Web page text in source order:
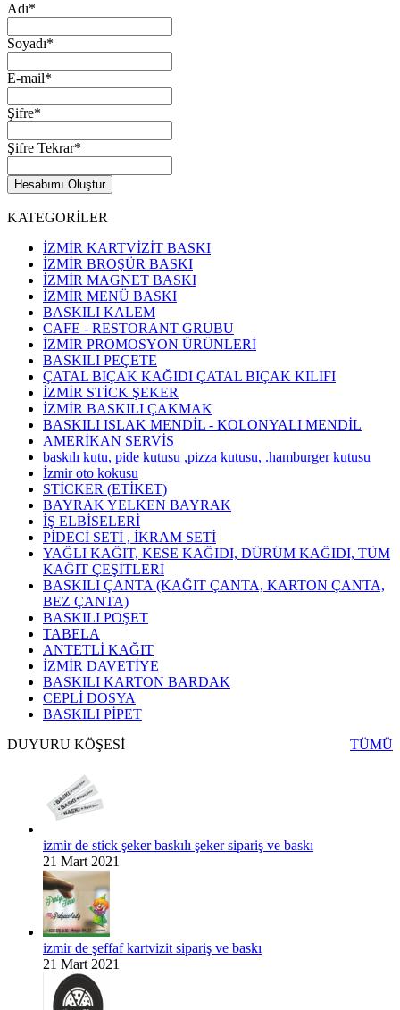
Adı*
Soyadı*
E-mail*
Şifre*
Şifre Tekrar*
Hesabımı Oluştur
KATEGORİLER
İZMİR KARTVİZİT BASKI
İZMİR BROŞÜR BASKI
İZMİR MAGNET BASKI
İZMİR MENÜ BASKI
BASKILI KALEM
CAFE - RESTORANT GRUBU
İZMİR PROMOSYON ÜRÜNLERİ
BASKILI PEÇETE
ÇATAL BIÇAK KAĞIDI ÇATAL BIÇAK KILIFI
İZMİR STİCK ŞEKER
İZMİR BASKILI ÇAKMAK
BASKILI ISLAK MENDİL - KOLONYALI MENDİL
AMERİKAN SERVİS
baskılı kutu, pide kutusu ,pizza kutusu, .hamburger kutusu
İzmir oto kokusu
STİCKER (ETİKET)
BAYRAK YELKEN BAYRAK
İŞ ELBİSELERİ
PİDECİ SETİ , İKRAM SETİ
YAĞLI KAĞIT, KESE KAĞIDI, DÜRÜM KAĞIDI, TÜM
KAĞIT ÇEŞİTLERİ
BASKILI ÇANTA (KAĞIT ÇANTA, KARTON ÇANTA,
BEZ ÇANTA)
BASKILI POŞET
TABELA
ANTETLİ KAĞIT
İZMİR DAVETİYE
BASKILI KARTON BARDAK
CEPLİ DOSYA
BASKILI PİPET
DUYURU KÖŞESİ
TÜMÜ
izmir de stick şeker baskılı şeker sipariş ve baskı
21 Mart 2021
izmir de şeffaf kartvizit sipariş ve baskı
21 Mart 2021